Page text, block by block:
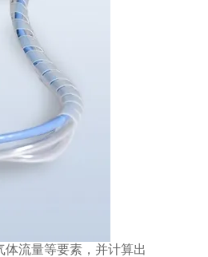
流量等要素，并计算出